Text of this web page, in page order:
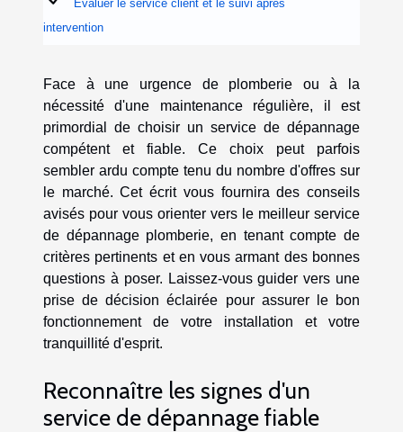
Évaluer le service client et le suivi après
intervention
Face à une urgence de plomberie ou à la
nécessité d'une maintenance régulière, il est
primordial de choisir un service de dépannage
compétent et fiable. Ce choix peut parfois
sembler ardu compte tenu du nombre d'offres sur
le marché. Cet écrit vous fournira des conseils
avisés pour vous orienter vers le meilleur service
de dépannage plomberie, en tenant compte de
critères pertinents et en vous armant des bonnes
questions à poser. Laissez-vous guider vers une
prise de décision éclairée pour assurer le bon
fonctionnement de votre installation et votre
tranquillité d'esprit.
Reconnaître les signes d'un
service de dépannage fiable